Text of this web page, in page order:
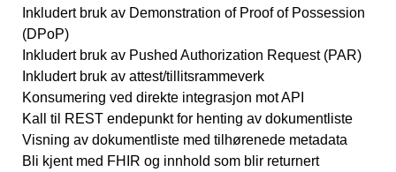
Inkludert bruk av Demonstration of Proof of Possession
(DPoP)
Inkludert bruk av Pushed Authorization Request (PAR)
Inkludert bruk av attest/tillitsrammeverk
Konsumering ved direkte integrasjon mot API
Kall til REST endepunkt for henting av dokumentliste
Visning av dokumentliste med tilhørenede metadata
Bli kjent med FHIR og innhold som blir returnert